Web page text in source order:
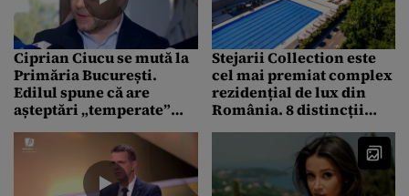
Ciprian Ciucu se mută la
Primăria București.
Edilul spune că are
așteptări „temperate”
primar general. Cine va fi
primar interimar la
Sectorul 6
Stejarii Collection este
cel mai premiat complex
rezidențial de lux din
România. 8 distincții
în portofoliul Stejarii